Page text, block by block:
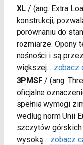
XL/ (ang. Extra
konstrukcji,
porównaniu do
rozmiarze. Opony
nośności i są
większej... zobacz
3PMSF/ (ang.
oficjalne
spełnia wymogi
według norm Unii
szczytów górskich
wysoką... zobacz